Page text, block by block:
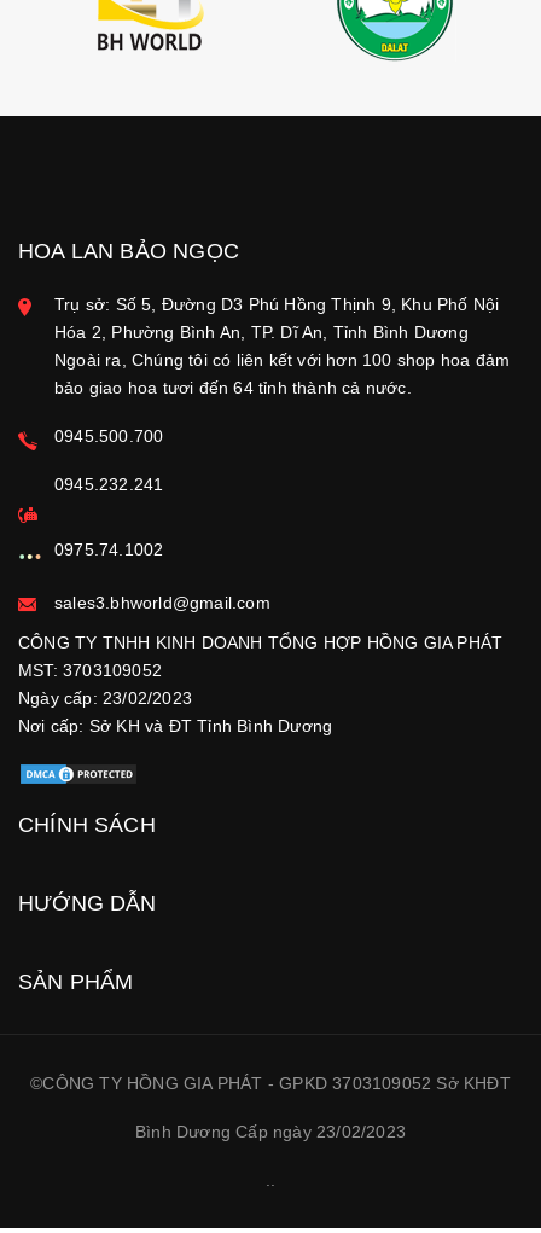
HOA LAN BẢO NGỌC
Trụ sở: Số 5, Đường D3 Phú Hồng Thịnh 9, Khu Phố Nội
Hóa 2, Phường Bình An, TP. Dĩ An, Tỉnh Bình Dương
Ngoài ra, Chúng tôi có liên kết với hơn 100 shop hoa đảm
bảo giao hoa tươi đến 64 tỉnh thành cả nước.
0945.500.700
0945.232.241
0975.74.1002
sales3.bhworld@gmail.com
CÔNG TY TNHH KINH DOANH TỔNG HỢP HỒNG GIA PHÁT
MST: 3703109052
Ngày cấp: 23/02/2023
Nơi cấp: Sở KH và ĐT Tỉnh Bình Dương
CHÍNH SÁCH
HƯỚNG DẪN
SẢN PHẨM
©CÔNG TY HỒNG GIA PHÁT - GPKD 3703109052 Sở KHĐT
Bình Dương Cấp ngày 23/02/2023
..